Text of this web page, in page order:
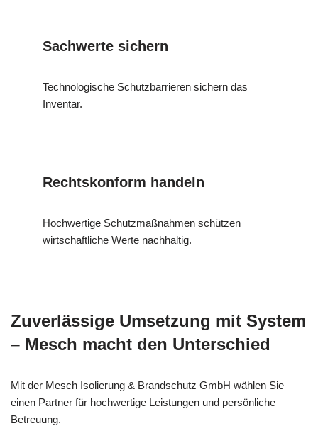
Sachwerte sichern
Technologische Schutzbarrieren sichern das
Inventar.
Rechtskonform handeln
Hochwertige Schutzmaßnahmen schützen
wirtschaftliche Werte nachhaltig.
Zuverlässige Umsetzung mit System
– Mesch macht den Unterschied
Mit der Mesch Isolierung & Brandschutz GmbH wählen Sie
einen Partner für hochwertige Leistungen und persönliche
Betreuung.